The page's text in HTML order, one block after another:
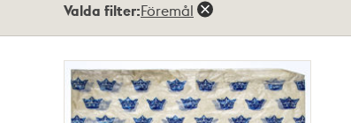
Valda filter:Föremål